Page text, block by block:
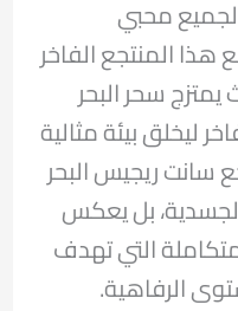
لجميع محبي
هذا المنتجع الفاخر
يمتزج سحر البحر
ليخلق بيئة مثالية
سانت ريجيس البحر
بل يعكس
التي تهدف
الرفاهية.